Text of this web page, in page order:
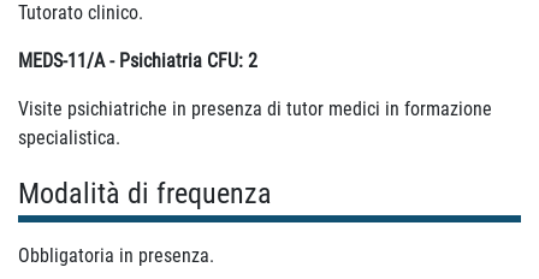
Tutorato clinico.
MEDS-11/A - Psichiatria CFU: 2
Visite psichiatriche in presenza di tutor medici in formazione
specialistica.
Modalità di frequenza
Obbligatoria in presenza.